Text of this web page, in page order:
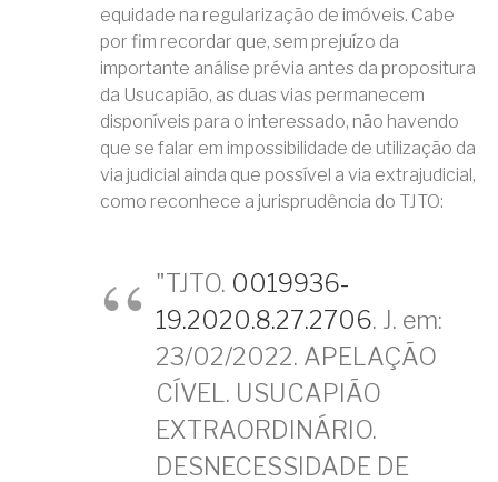
equidade na regularização de imóveis. Cabe
por fim recordar que, sem prejuízo da
importante análise prévia antes da propositura
da Usucapião, as duas vias permanecem
disponíveis para o interessado, não havendo
que se falar em impossibilidade de utilização da
via judicial ainda que possível a via extrajudicial,
como reconhece a jurisprudência do TJTO:
"TJTO. 0019936-
19.2020.8.27.2706. J. em:
23/02/2022. APELAÇÃO
CÍVEL. USUCAPIÃO
EXTRAORDINÁRIO.
DESNECESSIDADE DE